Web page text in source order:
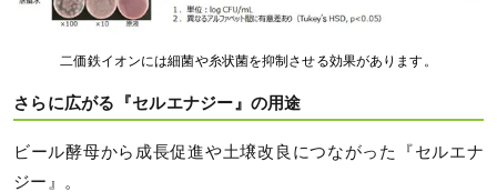
二価鉄イオンには細菌や糸状菌を抑制させる効果があります。
さらに広がる『セルエナジー』の用途
ビール酵母から成長促進や土壌改良につながった『セルエナ
ジー』。